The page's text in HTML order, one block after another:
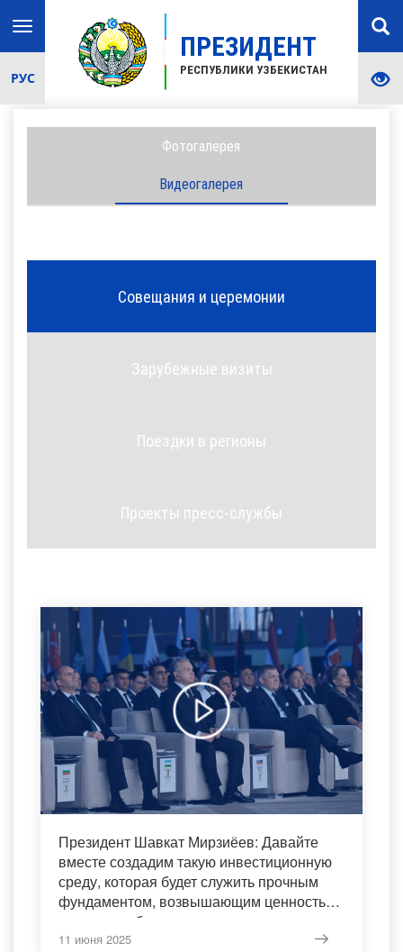
ПРЕЗИДЕНТ
РЕСПУБЛИКИ УЗБЕКИСТАН
Toggle
navigation
РУС
Фотогалерея
Видеогалерея
Совещания и церемонии
Зарубежные визиты
Поездки в регионы
Проекты пресс-службы
Президент Шавкат Мирзиёев: Давайте
вместе создадим такую инвестиционную
среду, которая будет служить прочным
фундаментом, возвышающим ценность
человека, обеспечивающим его
жизненные интересы и развитие
11 июня 2025